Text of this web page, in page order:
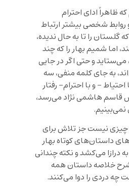
ظاهراً ادای احترام
روابط شخصی بیشتر ارتباط
گلستان را تا به حال ندیده،
اما شمیم بهار را که چند
می‌ستاید و حتی اگر در جایی
به جای کلمه منفی، سه
– و با احترام- رفتار
قاسم هاشمی نژاد می‌رسد،
چیزی نیست جز تلاش برای
داستان‌های کوتاه بهار
درازا می‌کشد و نکته چندانی
خلاصه داستان همه
دردی را دوا می‌کنند.